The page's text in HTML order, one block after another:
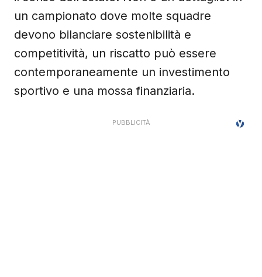
un campionato dove molte squadre
devono bilanciare sostenibilità e
competitività, un riscatto può essere
contemporaneamente un investimento
sportivo e una mossa finanziaria.